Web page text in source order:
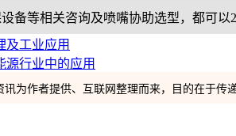
备等相关咨询及喷嘴协助选型，都可以
及工业应用
源行业中的应用
为作者提供、互联网整理而来，目的在于